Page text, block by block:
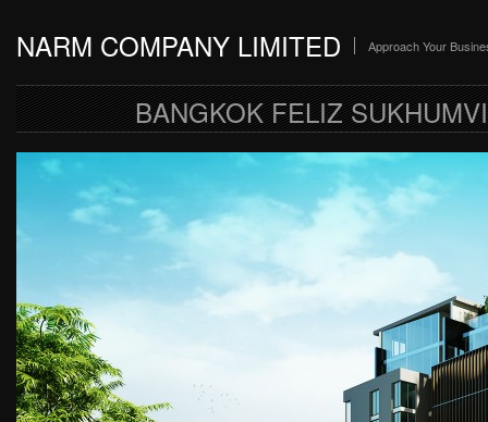
NARM COMPANY LIMITED Approach Your
BANGKOK FELIZ